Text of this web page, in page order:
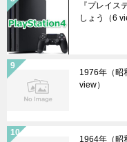
『プレイス
しょう
（6
1976年（昭
view）
1964年（昭